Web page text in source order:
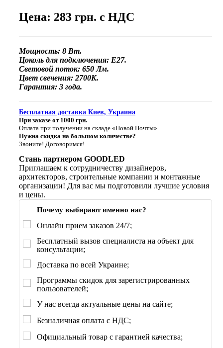
Цена: 283 грн. с НДС
Мощность: 8 Вт.
Цоколь для подключения: E27.
Световой поток: 650 Лм.
Цвет свечения: 2700К.
Гарантия: 3 года.
Бесплатная доставка Киев, Украина
При заказе от 1000 грн.
Оплата при получении на складе «Новой Почты».
Нужна скидка на большом количестве?
Звоните! Договоримся!
Стань партнером GOODLED
Приглашаем к сотрудничеству дизайнеров,
архитекторов, строительные компании и монтажные
организации! Для вас мы подготовили лучшие условия
и цены.
Почему выбирают именно нас?
Онлайн прием заказов 24/7;
Бесплатный вызов специалиста на объект для
консультации;
Доставка по всей Украине;
Программы скидок для зарегистрированных
пользователей;
У нас всегда актуальные цены на сайте;
Безналичная оплата с НДС;
Официальный товар с гарантией качества;